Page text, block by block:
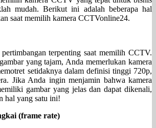
mudah. Berikut ini adalah beberapa hal
saat memilih kamera CCTVonline24.
terpenting saat memilih CCTV.
yang tajam, Anda memerlukan kamera
setidaknya dalam definisi tinggi 720p,
Jika Anda ingin menjamin bahwa kamera
gambar yang jelas dan dapat dikenali,
hal yang satu ini!
(frame rate)